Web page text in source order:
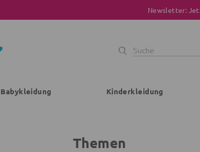
Newsletter:
Babykleidung Kinderkleidung
Themen